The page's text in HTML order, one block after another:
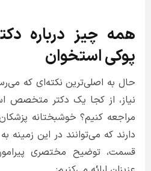
همه چیز درباره
پوکی استخوان
حال به اصلی‌ترین نکته‌ای که
نیاز، از کجا یک دکتر متخصص
مراجعه کنیم؟ خوشبختانه
دارند که می‌توانند در این زمینه
قسمت، توضیح مختصری